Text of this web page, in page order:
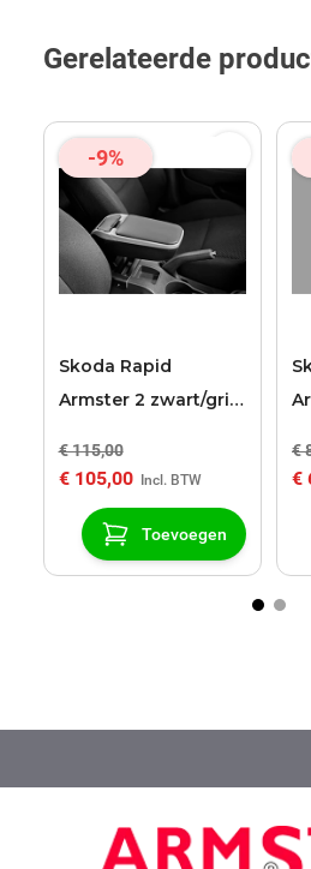
Gerelateerde
-9%
Skoda Rapid
Armster 2 zwart/grijs
€ 115,00
€ 105,00
Toevoegen
€
€